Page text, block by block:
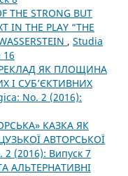
THE STRONG BUT
IN THE PLAY “THE
, Studia
16
ЯК ПЛОЩИНА
І СУБ’ЄКТИВНИХ
No. 2 (2016):
КАЗКА ЯК
АВТОРСЬКОЇ
(2016): Випуск 7
АЛЬТЕРНАТИВНІ